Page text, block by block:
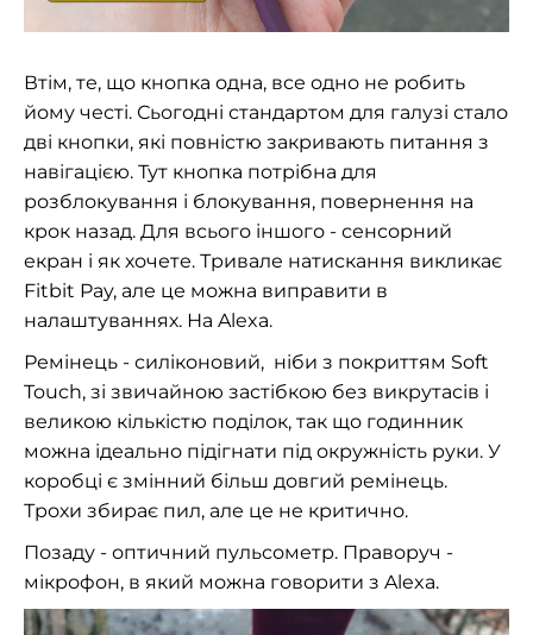
Втім, те, що кнопка одна, все одно не робить
йому честі. Сьогодні стандартом для галузі стало
дві кнопки, які повністю закривають питання з
навігацією. Тут кнопка потрібна для
розблокування і блокування, повернення на
крок назад. Для всього іншого - сенсорний
екран і як хочете. Тривале натискання викликає
Fitbit Pay, але це можна виправити в
налаштуваннях. На Alexa.
Ремінець - силіконовий, ніби з покриттям Soft
Touch, зі звичайною застібкою без викрутасів і
великою кількістю поділок, так що годинник
можна ідеально підігнати під окружність руки. У
коробці є змінний більш довгий ремінець.
Трохи збирає пил, але це не критично.
Позаду - оптичний пульсометр. Праворуч -
мікрофон, в який можна говорити з Alexa.